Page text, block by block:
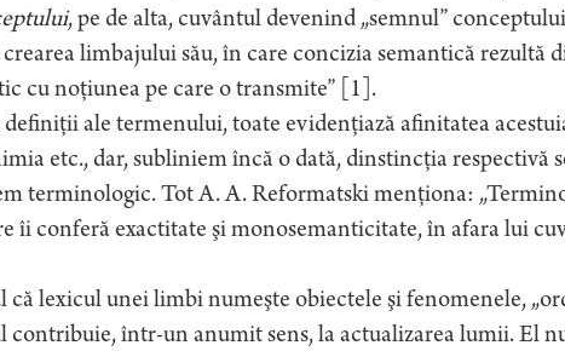
, pe de alta, cuvântul devenind „semnul”
limbajului său, în care concizia semantică rezultă
cu noţiunea pe care o transmite” [1].
ale termenului, toate evidenţiază afinitatea
etc., dar, subliniem încă o dată, dinstincţia respectivă
terminologic. Tot A. A. Reformatski menţiona:
îi conferă exactitate şi monosemanticitate, în afara lui
că lexicul unei limbi numeşte obiectele şi fenomenele,
contribuie, într-un anumit sens, la actualizarea lumii. El